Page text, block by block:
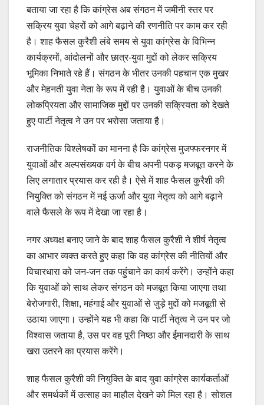
बताया जा रहा है कि कांग्रेस अब संगठन में जमीनी स्तर पर
सक्रिय युवा चेहरों को आगे बढ़ाने की रणनीति पर काम कर रही
है। शाह फैसल कुरैशी लंबे समय से युवा कांग्रेस के विभिन्न
कार्यक्रमों, आंदोलनों और छात्र-युवा मुद्दों को लेकर सक्रिय
भूमिका निभाते रहे हैं। संगठन के भीतर उनकी पहचान एक मुखर
और मेहनती युवा नेता के रूप में रही है। युवाओं के बीच उनकी
लोकप्रियता और सामाजिक मुद्दों पर उनकी सक्रियता को देखते
हुए पार्टी नेतृत्व ने उन पर भरोसा जताया है।
राजनीतिक विश्लेषकों का मानना है कि कांग्रेस मुजफ्फरनगर में
युवाओं और अल्पसंख्यक वर्ग के बीच अपनी पकड़ मजबूत करने के
लिए लगातार प्रयास कर रही है। ऐसे में शाह फैसल कुरैशी की
नियुक्ति को संगठन में नई ऊर्जा और युवा नेतृत्व को आगे बढ़ाने
वाले फैसले के रूप में देखा जा रहा है।
नगर अध्यक्ष बनाए जाने के बाद शाह फैसल कुरैशी ने शीर्ष नेतृत्व
का आभार व्यक्त करते हुए कहा कि वह कांग्रेस की नीतियों और
विचारधारा को जन-जन तक पहुंचाने का कार्य करेंगे। उन्होंने कहा
कि युवाओं को साथ लेकर संगठन को मजबूत किया जाएगा तथा
बेरोजगारी, शिक्षा, महंगाई और युवाओं से जुड़े मुद्दों को मजबूती से
उठाया जाएगा। उन्होंने यह भी कहा कि पार्टी नेतृत्व ने उन पर जो
विश्वास जताया है, उस पर वह पूरी निष्ठा और ईमानदारी के साथ
खरा उतरने का प्रयास करेंगे।
शाह फैसल कुरैशी की नियुक्ति के बाद युवा कांग्रेस कार्यकर्ताओं
और समर्थकों में उत्साह का माहौल देखने को मिल रहा है। सोशल